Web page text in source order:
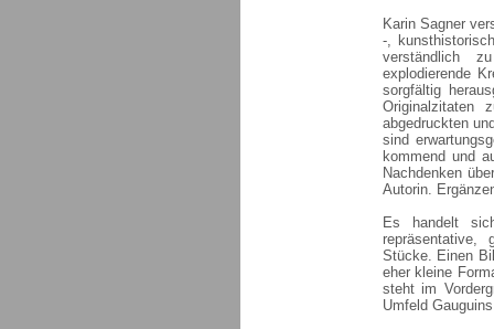
Karin Sagner
-,
verständlich
explodierende
sorgfältig
abgedruckten
sind
kommend und
Nachdenken
Autorin.
Es handelt
repräsentative,
Stücke. Einen
eher kleine
steht im
Umfeld